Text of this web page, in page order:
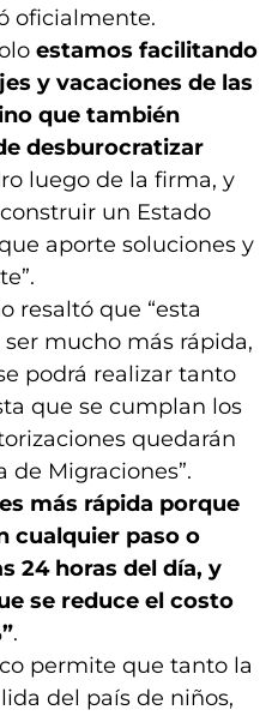
oficialmente.
estamos facilitando
y vacaciones de las
que también
desburocratizar
luego de la firma, y
un Estado
aporte soluciones y
resaltó que “esta
mucho más rápida,
podrá realizar tanto
que se cumplan los
quedarán
de Migraciones”.
más rápida porque
cualquier paso o
24 horas del día, y
se reduce el costo
.
permite que tanto la
del país de niños,